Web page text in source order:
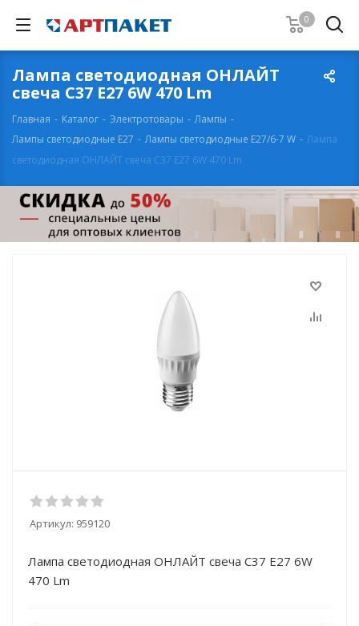
0
Лампа светодиодная ОНЛАЙТ
свеча С37 Е27 6W 470 Lm
Главная - Каталог - Электротовары - Лампы -
Лампы светодиодные Е27 - Лампы светодиодные Е27/6-7 W - Лампа
светодиодная ОНЛАЙТ свеча С37 Е27 6W 470 Lm
Артикул: 959120
Лампа светодиодная ОНЛАЙТ свеча С37 Е27 6W
470 Lm